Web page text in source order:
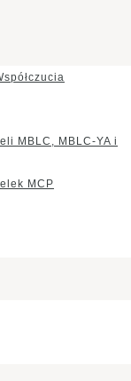
MBLC, MBLC-YA i
MCP